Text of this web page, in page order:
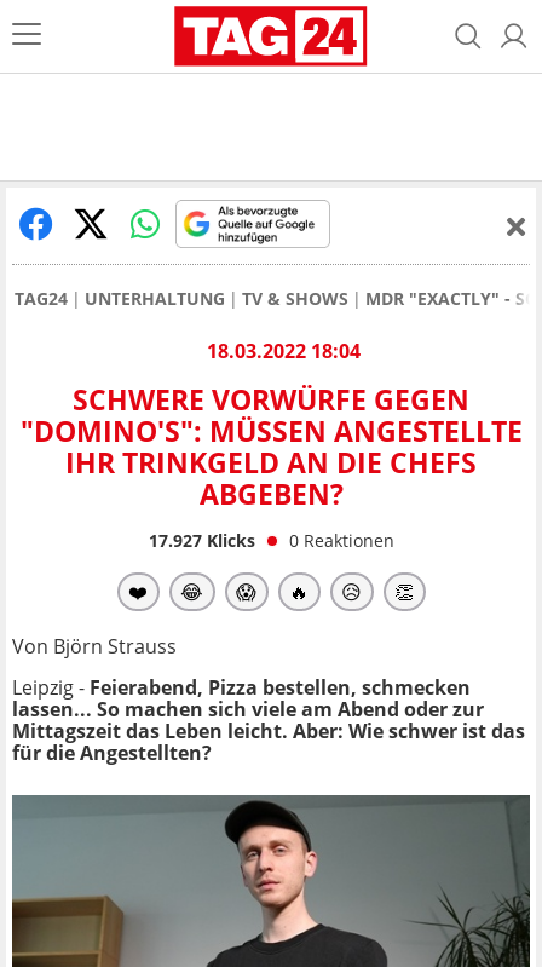
TAG24 UNTERHALTUNG TV & SHOWS MDR "EXACTLY" -
18.03.2022 18:04
SCHWERE VORWÜRFE GEGEN
"DOMINO'S": MÜSSEN ANGESTELLTE
IHR TRINKGELD AN DIE CHEFS
ABGEBEN?
17.927Klicks 0 Reaktionen
❤️ 😂 😱 🔥 😥 👏
Von Björn Strauss
Leipzig - Feierabend, Pizza bestellen, schmecken
lassen... So machen sich viele am Abend oder zur
Mittagszeit das Leben leicht. Aber: Wie schwer ist das
für die Angestellten?